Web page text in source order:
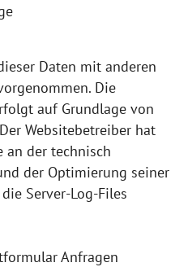
Daten mit anderen
Die
auf Grundlage von
Websitebetreiber hat
an der technisch
der Optimierung seiner
Server-Log-Files
Anfragen